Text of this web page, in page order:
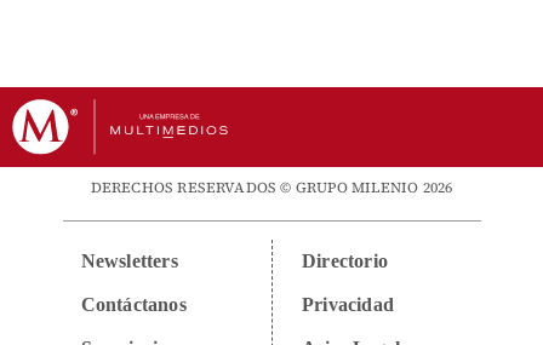
DERECHOS RESERVADOS © GRUPO MILENIO 2026
Newsletters
Contáctanos
Directorio
Privacidad